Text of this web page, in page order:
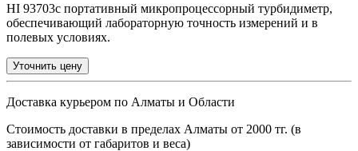
HI 93703с портативный микропроцессорный турбидиметр,
обеспечивающий лабораторную точность измерений и в
полевых условиях.
Уточнить цену
Доставка курьером по Алматы и Области
Стоимость доставки в пределах Алматы от 2000 тг. (в
зависимости от габаритов и веса)